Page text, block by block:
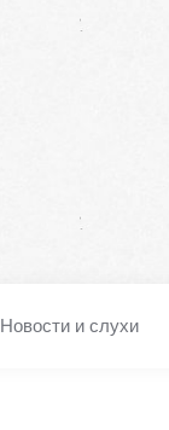
Новости и слухи